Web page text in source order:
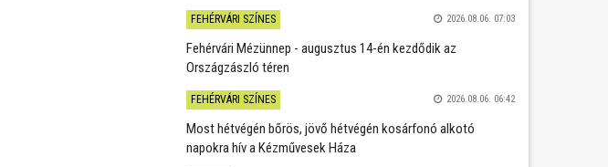
FEHÉRVÁRI SZÍNES 2026.08.06. 07:03
Fehérvári Mézünnep - augusztus 14-én kezdődik az
Országzászló téren
FEHÉRVÁRI SZÍNES 2026.08.06. 06:42
Most hétvégén bőrös, jövő hétvégén kosárfonó alkotó
napokra hív a Kézművesek Háza